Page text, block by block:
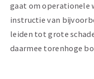
gaat om operationele
instructie van
leiden tot grote
daarmee torenhoge